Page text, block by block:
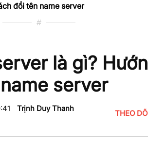
đổi tên name server
#
là gì?
server
Trịnh Duy Thanh
THEO